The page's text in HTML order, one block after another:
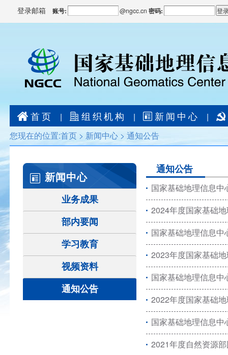
登录邮箱 账号: @ngcc.cn 密码:
首页 | 组织机构 | 新闻中心
|
您现在的位置:首页 > 新闻中心 > 通知公告
新闻中心
业务成果
部内要闻
学习教育
视频资料
通知公告
通知公告
国家基础地理信息
2024年度国家基础
国家基础地理信息中
2023年度国家基础
国家基础地理信息中
2022年度国家基础
国家基础地理信息中
2021年度自然资源